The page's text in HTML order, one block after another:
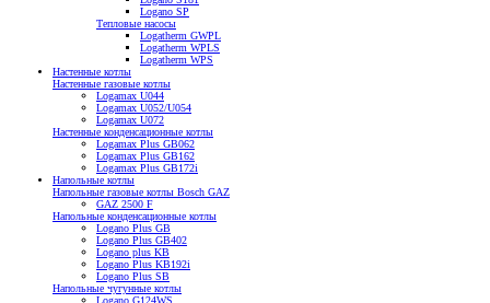
Logano SP
Тепловые насосы
Logatherm GWPL
Logatherm WPLS
Logatherm WPS
Настенные котлы
Настенные газовые котлы
Logamax U044
Logamax U052/U054
Logamax U072
Настенные конденсационные котлы
Logamax Plus GB062
Logamax Plus GB162
Logamax Plus GB172i
Напольные котлы
Напольные газовые котлы Bosch GAZ
GAZ 2500 F
Напольные конденсационные котлы
Logano Plus GB
Logano Plus GB402
Logano plus KB
Logano Plus KB192i
Logano Plus SB
Напольные чугунные котлы
Logano G124WS